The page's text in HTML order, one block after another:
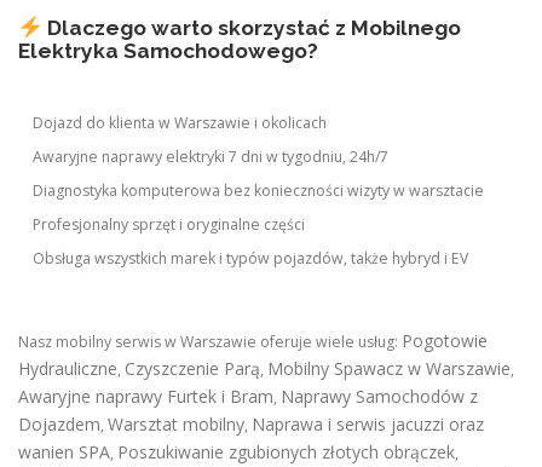
Dlaczego warto skorzystać z Mobilnego
Elektryka Samochodowego?
Dojazd do klienta w Warszawie i okolicach
Awaryjne naprawy elektryki 7 dni w tygodniu, 24h/7
Diagnostyka komputerowa bez konieczności wizyty w warsztacie
Profesjonalny sprzęt i oryginalne części
Obsługa wszystkich marek i typów pojazdów, także hybryd i EV
Nasz mobilny serwis w Warszawie oferuje wiele usług: Pogotowie
Hydrauliczne, Czyszczenie Parą, Mobilny Spawacz w Warszawie,
Awaryjne naprawy Furtek i Bram, Naprawy Samochodów z
Dojazdem, Warsztat mobilny, Naprawa i serwis jacuzzi oraz
wanien SPA, Poszukiwanie zgubionych złotych obrączek,